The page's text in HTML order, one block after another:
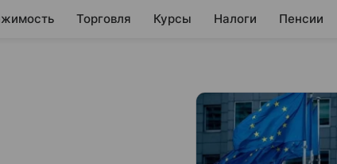
Торговля Курсы Налоги Пенсии
Судана может
на нефтяной